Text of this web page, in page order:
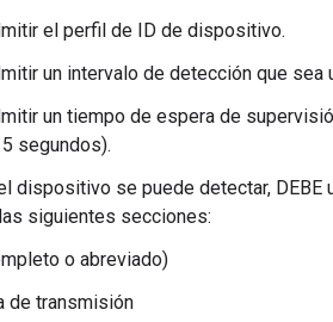
el perfil de ID de dispositivo.
un intervalo de detección que
un tiempo de espera de
segundos).
dispositivo se puede detectar,
siguientes secciones:
o abreviado)
de transmisión